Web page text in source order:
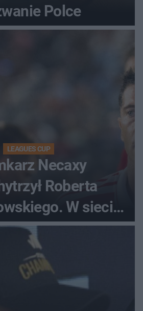
Polce
LEAGUES CUP
Necaxy
Roberta
W sieci
z tego pojedynku